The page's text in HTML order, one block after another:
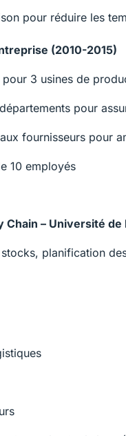
pour réduire les
(2010-2015)
3 usines de
pour
fournisseurs pour
10 employés
– Université de
planification